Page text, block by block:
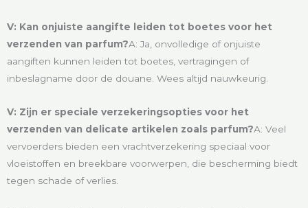
V: Kan onjuiste aangifte leiden tot boetes voor het
verzenden van parfum?A: Ja, onvolledige of onjuiste
aangiften kunnen leiden tot boetes, vertragingen of
inbeslagname door de douane. Wees altijd nauwkeurig.
V: Zijn er speciale verzekeringsopties voor het
verzenden van delicate artikelen zoals parfum?A: Veel
vervoerders bieden een vrachtverzekering speciaal voor
vloeistoffen en breekbare voorwerpen, die bescherming biedt
tegen schade of verlies.